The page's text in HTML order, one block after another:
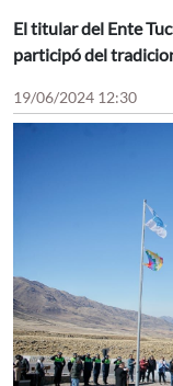
El titular del Ente
participó del
19/06/2024 12:30